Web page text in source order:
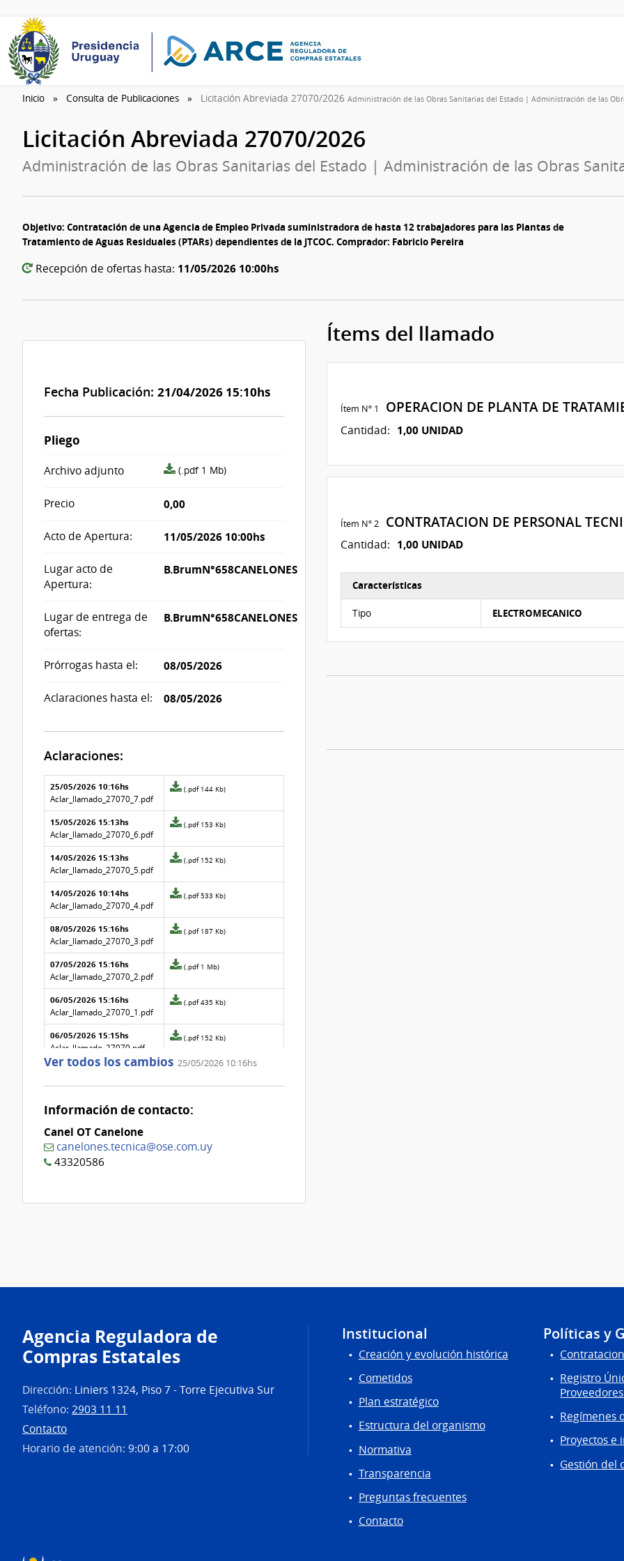
Inicio Consulta de Publicaciones Licitación Abreviada 27070/2026 Administración de las Obras Sanitarias del Estado | Administración de las
Licitación Abreviada 27070/2026
Administración de las Obras Sanitarias del Estado | Administración de las Obras
Objetivo: Contratación de una Agencia de Empleo Privada suministradora de hasta 12 trabajadores para las Plantas de
Tratamiento de Aguas Residuales (PTARs) dependientes de la JTCOC. Comprador: Fabricio Pereira
Recepción de ofertas hasta: 11/05/2026 10:00hs
Fecha Publicación: 21/04/2026 15:10hs
Pliego
Archivo adjunto
archivo
(.pdf 1 Mb)
Precio 0,00
Acto de Apertura: 11/05/2026 10:00hs
Lugar acto de
Apertura:
B.BrumN°658CANELONES
Lugar de entrega de
ofertas:
B.BrumN°658CANELONES
Prórrogas hasta el: 08/05/2026
Aclaraciones hasta el: 08/05/2026
Aclaraciones:
Aclaraciones del llamado
Fecha y
texto de
la
aclaración
Archivo
de la
aclaración
25/05/2026 10:16hs
Aclar_llamado_27070_7.pdf
Archivo
de
la
Nº
7
(.pdf 144 Kb)
15/05/2026 15:13hs
Aclar_llamado_27070_6.pdf
Archivo
de
la
Nº
6
(.pdf 153 Kb)
14/05/2026 15:13hs
Aclar_llamado_27070_5.pdf
Archivo
de
la
Nº
5
(.pdf 152 Kb)
14/05/2026 10:14hs
Aclar_llamado_27070_4.pdf
Archivo
de
la
Nº
4
(.pdf 533 Kb)
08/05/2026 15:16hs
Aclar_llamado_27070_3.pdf
Archivo
de
la
Nº
3
(.pdf 187 Kb)
07/05/2026 15:16hs
Aclar_llamado_27070_2.pdf
Archivo
de
la
Nº
2
(.pdf 1 Mb)
06/05/2026 15:16hs
Aclar_llamado_27070_1.pdf
Archivo
de
la
Nº
(.pdf 435 Kb)
06/05/2026 15:15hs
Aclar_llamado_27070.pdf
Archivo
de
0
(.pdf 152 Kb)
Ver todos los cambios 25/05/2026 10:16hs
Información de contacto:
Canel OT Canelone
canelones.tecnica@ose.com.uy
43320586
Ítems del llamado
Ítem Nº 1 OPERACION DE PLANTA DE
Cantidad: 1,00 UNIDAD
Ítem Nº 2CONTRATACION DE PERSONAL
Cantidad: 1,00 UNIDAD
Características del Ítem Nº 2
Características
Tipo ELECTROMECANICO
Agencia Reguladora de
Compras Estatales
Dirección: Liniers 1324, Piso 7 - Torre Ejecutiva Sur
Teléfono: 2903 11 11
Contacto
Horario de atención: 9:00 a 17:00
Institucional
Creación y evolución histórica
Cometidos
Plan estratégico
Estructura del organismo
Normativa
Transparencia
Preguntas frecuentes
Contacto
Políticas y
Registro
Regímenes
Proyectos e
Gestión del